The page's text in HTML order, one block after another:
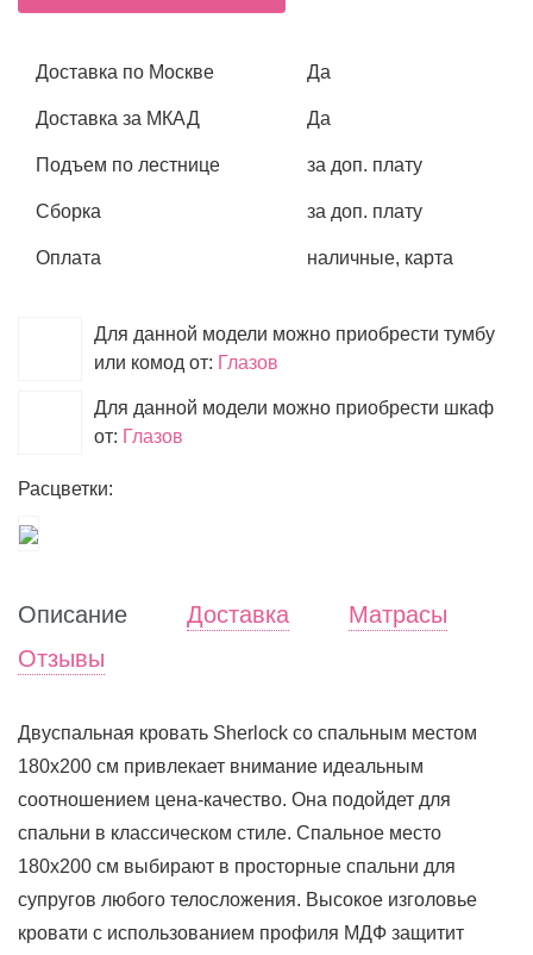
Доставка по Москве Да
Доставка за МКАД Да
Подъем по лестнице за доп. плату
Сборка за доп. плату
Оплата наличные, карта
Для данной модели можно приобрести тумбу
или комод от: Глазов
Для данной модели можно приобрести шкаф
от: Глазов
Расцветки:
Описание Доставка
Матрасы
Отзывы
Двуспальная кровать Sherlock со спальным местом
180х200 см привлекает внимание идеальным
соотношением цена-качество. Она подойдет для
спальни в классическом стиле. Спальное место
180х200 см выбирают в просторные спальни для
супругов любого телосложения. Высокое изголовье
кровати с использованием профиля МДФ защитит